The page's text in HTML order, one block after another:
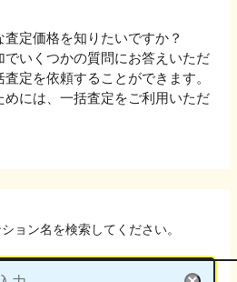
定価格を知りたいですか？
いくつかの質問にお答えいただ
定を依頼することができます。
めには、一括査定をご利用いただ
ョン名を検索してください。